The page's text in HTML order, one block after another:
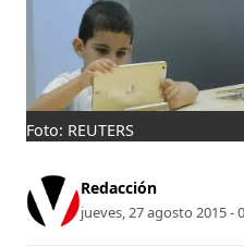
Foto: REUTERS
Redacción
jueves, 27 agosto 2015 -